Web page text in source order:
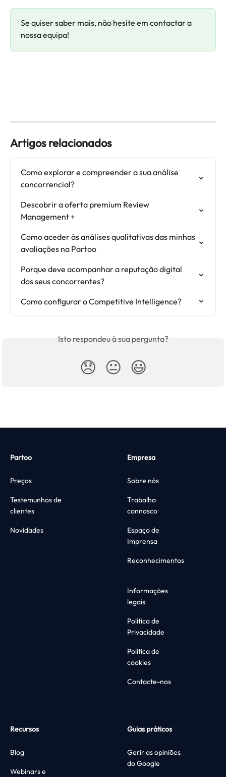
Se quiser saber mais, não hesite em contactar a
nossa equipa!
Artigos relacionados
Como explorar e compreender a sua análise
concorrencial?
Descobrir a oferta premium Review
Management +
Como aceder às análises qualitativas das minhas
avaliações na Partoo
Porque deve acompanhar a reputação digital
dos seus concorrentes?
Como configurar o Competitive Intelligence?
Isto respondeu à sua pergunta?
😞 😐 😃
Partoo
Preços
Testemunhos de
clientes
Novidades
Empresa
Sobre nós
Trabalha
connosco
Espaço de
Imprensa
Reconhecimentos
Informações
legais
Política de
Privacidade
Política de
cookies
Contacte-nos
Recursos
Blog
Webinars e
Guias práticos
Gerir as opiniões
do Google